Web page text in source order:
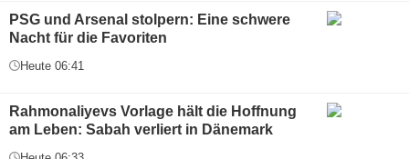
PSG und Arsenal stolpern: Eine schwere
Nacht für die Favoriten
Heute 06:41
Rahmonaliyevs Vorlage hält die Hoffnung
am Leben: Sabah verliert in Dänemark